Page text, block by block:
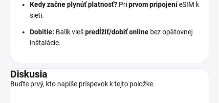
Kedy začne plynúť platnosť? Priprvom pripojeníeSIM k
sieti.
Dobitie: Balík viešpredĺžiť/dobiť online bez opätovnej
inštalácie.
Diskusia
Buďte prvý, kto napíše príspevok k tejto položke.